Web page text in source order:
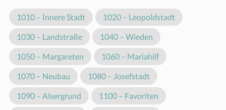
1010 – Innere Stadt 1020 – Leopoldstadt
1030 – Landstraße 1040 – Wieden
1050 – Margareten 1060 – Mariahilf
1070 – Neubau 1080 – Josefstadt
1090 – Alsergrund 1100 – Favoriten